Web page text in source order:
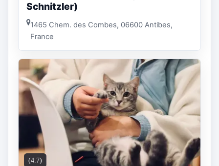
Schnitzler)
1465 Chem. des Combes, 06600 Antibes,
France
(4.7)